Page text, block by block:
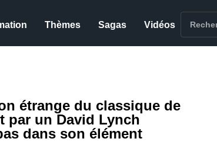
Thèmes Sagas Vidéos
étrange du classique de
par un David Lynch
dans son élément